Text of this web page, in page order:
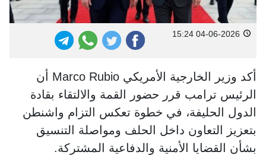
أكد وزير الخارجية الأمريكي Marco Rubio أن
الرئيس ترامب قرر حضور القمة والالتقاء بقادة
الدول الحليفة، في خطوة تعكس التزام واشنطن
بتعزيز التعاون داخل الحلف ومواصلة التنسيق
بشأن القضايا الأمنية والدفاعية المشتركة.